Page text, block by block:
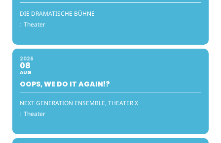
DIE DRAMATISCHE BÜHNE
: Theater
2026
08
AUG
OOPS, WE DO IT AGAIN!?
NEXT GENERATION ENSEMBLE, THEATER X
: Theater